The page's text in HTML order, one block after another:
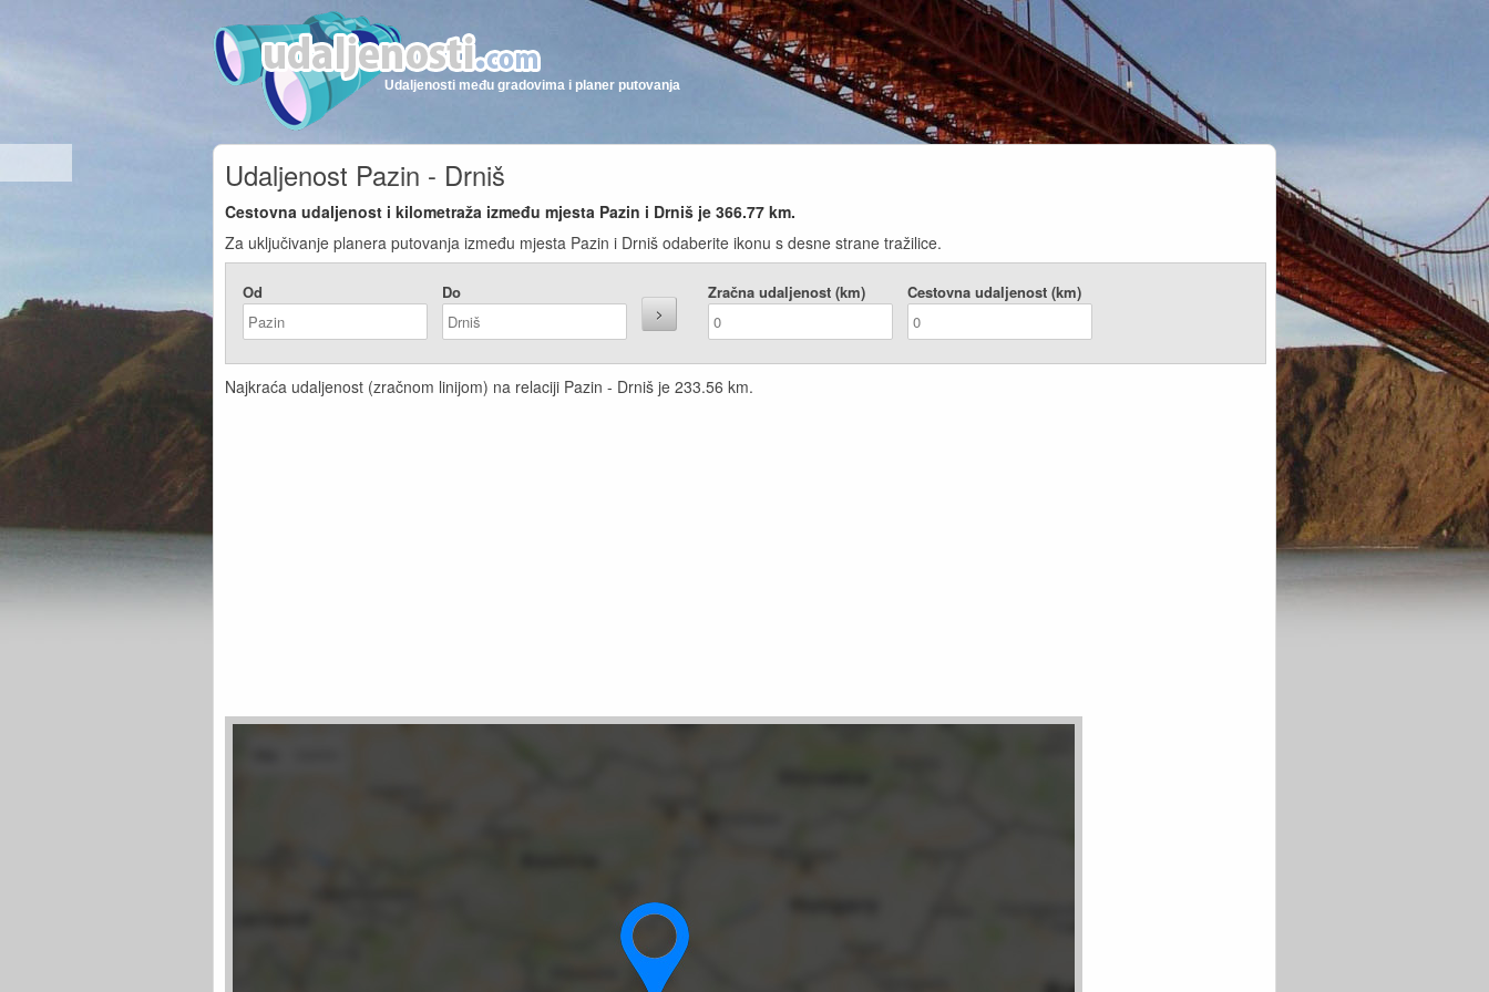
Udaljenosti među gradovima i planer putovanja
Udaljenost Pazin - Drniš
Cestovna udaljenost i kilometraža između mjesta Pazin i Drniš je 366.77 km.
Za uključivanje planera putovanja između mjesta Pazin i Drniš odaberite ikonu s desne strane tražilice.
Od Do Zračna udaljenost (km) Cestovna udaljenost (km)
Najkraća udaljenost (zračnom linijom) na relaciji Pazin - Drniš je 233.56 km.